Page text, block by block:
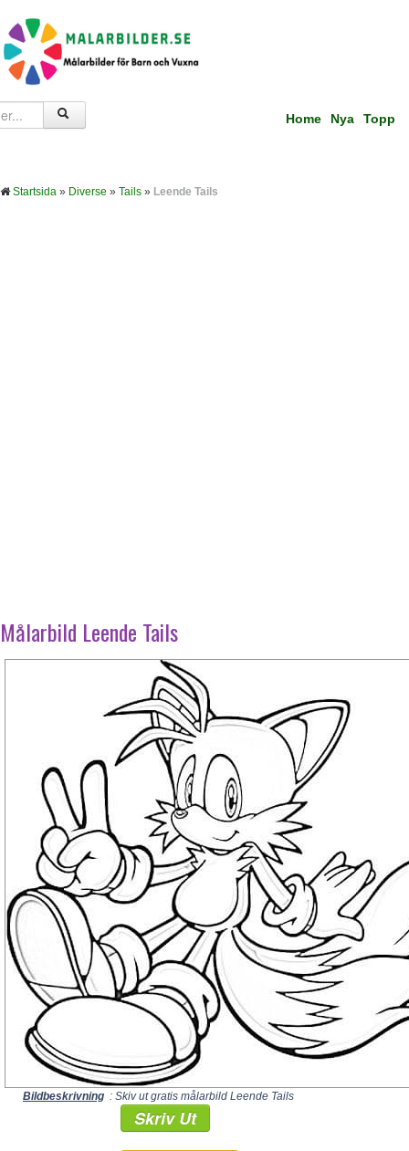
Home Nya Topp
Startsida » Diverse » Tails » Leende Tails
Målarbild Leende Tails
Bildbeskrivning : Skiv ut gratis målarbild Leende Tails
Skriv Ut